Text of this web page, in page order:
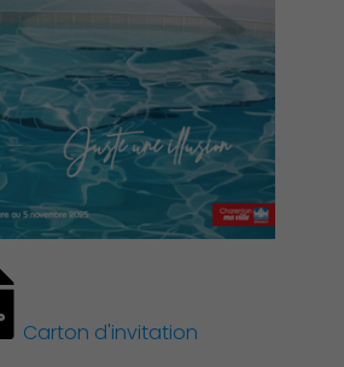
Économie Commerce
Carton d'invitation